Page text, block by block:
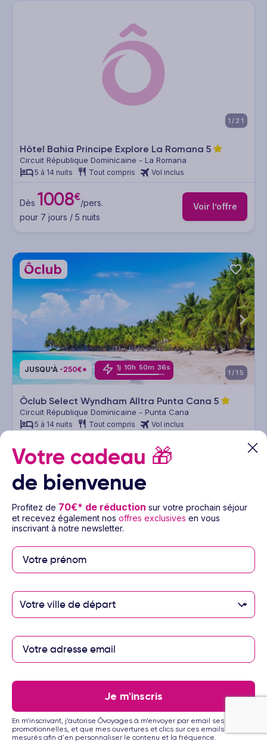
1/21
Hôtel Bahia Principe Explore La Romana 5
Circuit République Dominicaine - La Romana
5 à 14 nuits Tout compris Vol inclus
Dès 1008€/pers.
pour 7 jours / 5 nuits
Voir l’offre
JUSQU'À -250€* 1j 10h 50m 34s
1/15
Ôclub Select Wyndham Alltra Punta Cana 5
Circuit République Dominicaine - Punta Cana
5 à 14 nuits Tout compris Vol inclus
Dès 1008
/pers.
Hôtel Viva Heavens by Wyndham
Circuit République Dominicaine - Punta Cana
pour 7 jours / 5 nuits
Voir l’offre
Votre cadeau 🎁
de bienvenue
Profitez de 70€* de réduction sur votre prochain séjour
et recevez également nos offres exclusives en vous
inscrivant à notre newsletter.
Votre ville de départ
Je m'inscris
En m’inscrivant, j’autorise Ôvoyages à m’envoyer par email ses offres
promotionnelles, et que mes ouvertures et clics sur ces emails soient
mesurés afin d'en personnaliser le contenu et la fréquence.